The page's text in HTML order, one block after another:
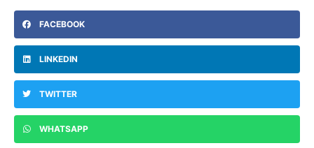
FACEBOOK
LINKEDIN
TWITTER
WHATSAPP